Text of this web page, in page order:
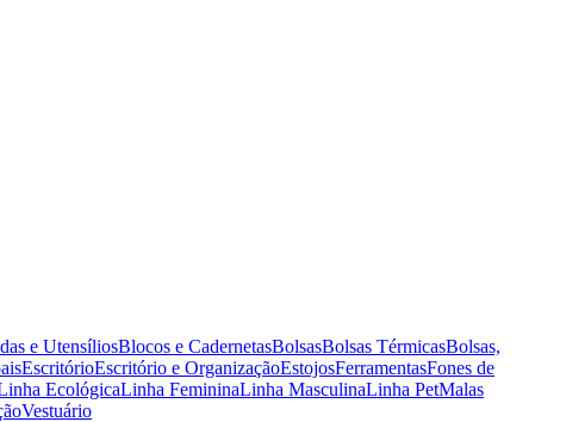
e UtensíliosBlocos e CadernetasBolsasBolsas TérmicasBolsas,
EscritórioEscritório e OrganizaçãoEstojosFerramentasFones de
EcológicaLinha FemininaLinha MasculinaLinha PetMalas
Vestuário